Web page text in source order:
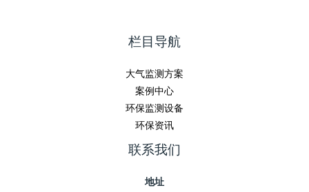
栏目导航
大气监测方案
案例中心
环保监测设备
环保资讯
联系我们
地址